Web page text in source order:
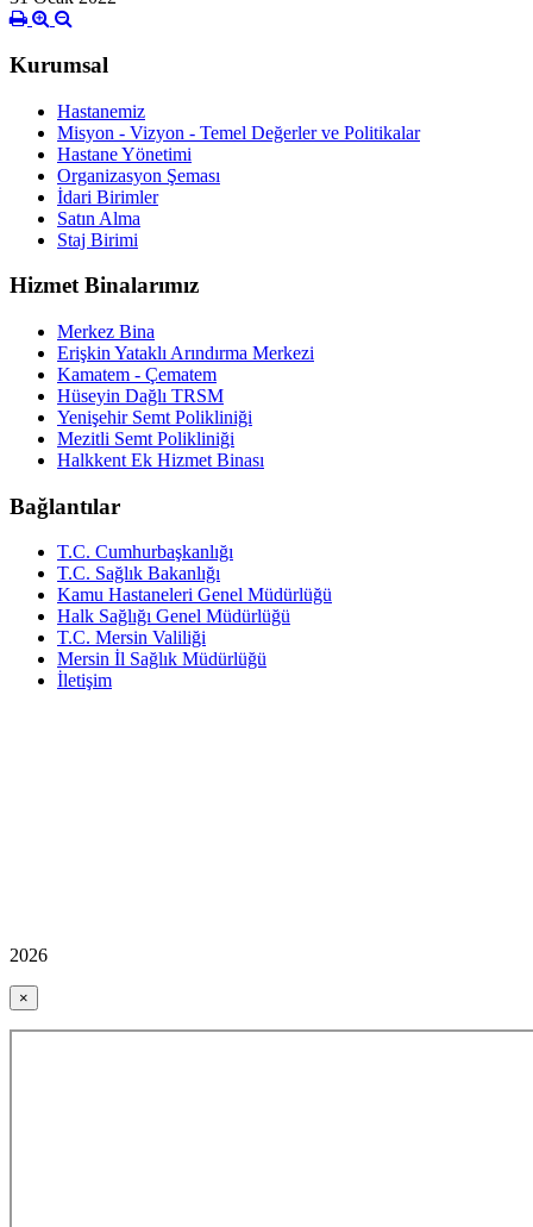
Kurumsal
Hastanemiz
Misyon - Vizyon - Temel Değerler ve Politikalar
Hastane Yönetimi
Organizasyon Şeması
İdari Birimler
Satın Alma
Staj Birimi
Hizmet Binalarımız
Merkez Bina
Erişkin Yataklı Arındırma Merkezi
Kamatem - Çematem
Hüseyin Dağlı TRSM
Yenişehir Semt Polikliniği
Mezitli Semt Polikliniği
Halkkent Ek Hizmet Binası
Bağlantılar
T.C. Cumhurbaşkanlığı
T.C. Sağlık Bakanlığı
Kamu Hastaneleri Genel Müdürlüğü
Halk Sağlığı Genel Müdürlüğü
T.C. Mersin Valiliği
Mersin İl Sağlık Müdürlüğü
İletişim
2026
×